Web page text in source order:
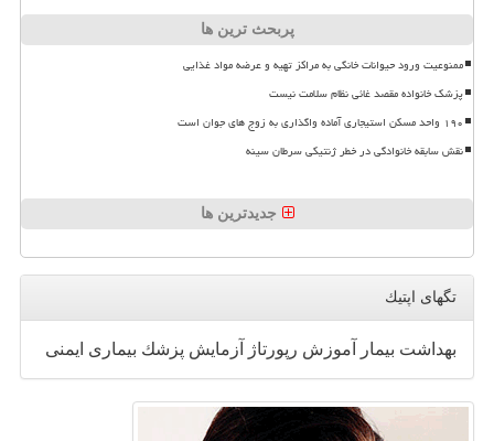
پربحث ترین ها
ممنوعیت ورود حیوانات خانگی به مراکز تهیه و عرضه مواد غذایی
پزشک خانواده مقصد غائی نظام سلامت نیست
۱۹۰ واحد مسکن استیجاری آماده واگذاری به زوج های جوان است
نقش سابقه خانوادگی در خطر ژنتیکی سرطان سینه
جدیدترین ها
تگهای اپتیك
بهداشت بیمار آموزش رپورتاژ آزمایش پزشك بیماری ایمنی